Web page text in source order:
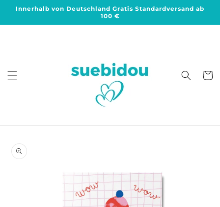
zum
Innerhalb von Deutschland Gratis Standardversand ab
100 €